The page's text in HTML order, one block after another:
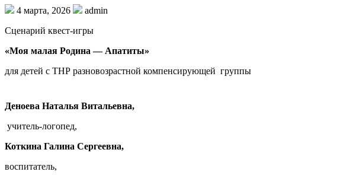
4 марта, 2026
admin
Сценарий квест-игры
«Моя малая Родина — Апатиты»
для детей с ТНР разновозрастной компенсирующей группы
Деноева Наталья Витальевна,
учитель-логопед,
Коткина Галина Сергеевна,
воспитатель,